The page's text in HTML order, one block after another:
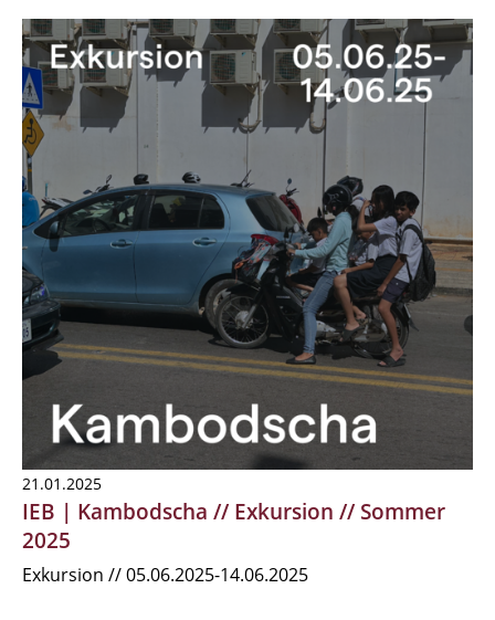
21.01.2025
IEB | Kambodscha // Exkursion // Sommer
2025
Exkursion // 05.06.2025-14.06.2025